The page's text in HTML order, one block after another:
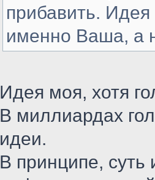
прибавить.
именно Ваша, а
Идея моя, хотя
В миллиардах
идеи.
В принципе,